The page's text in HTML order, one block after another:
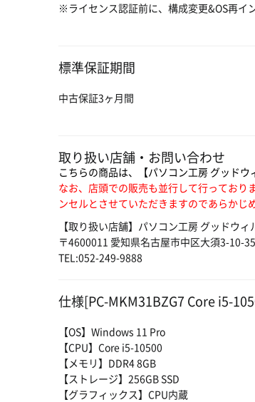
※ライセンス認証前に、構成変更&OS再イ
標準保証期間
中古保証3ヶ月間
取り扱い店舗・お問い合わせ
こちらの商品は、【パソコン工房 グッド
なお、店頭での販売も並行して行ってお
ンセルとさせていただきますのであらかじ
【取り扱い店舗】パソコン工房 グッドウ
〒4600011 愛知県名古屋市中区大須3-10-
TEL:052-249-9888
仕様[PC-MKM31BZG7 Core i5-
【OS】Windows 11 Pro
【CPU】Core i5-10500
【メモリ】DDR4 8GB
【ストレージ】256GB SSD
【グラフィックス】CPU内蔵